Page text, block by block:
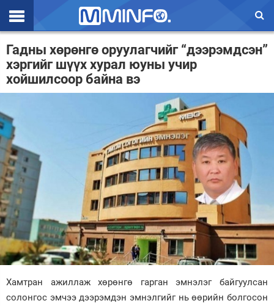
Эхлэл
Цаг агаар
Валют ханш
Улс төр
Эдийн засаг
Үзэл бодол
Спорт
Нийгэм
Дэлхий
Энтертайнмэнт
Гадны хөрөнгө оруулагчийг “дээрэмдсэн”
хэргийг шүүх хурал юуны учир
хойшилсоор байна вэ
Хамтран ажиллаж хөрөнгө гарган эмнэлэг байгуулсан
солонгос эмчээ дээрэмдэн эмнэлгийг нь өөрийн болгосон